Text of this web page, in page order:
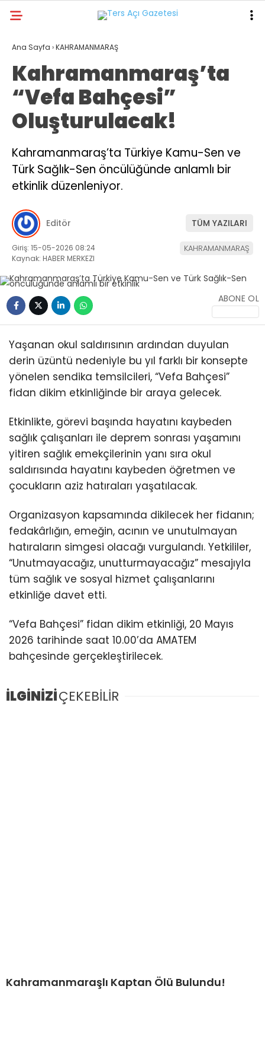
WhatsApp
İhbar Hattı
Facebook
Youtube
GALERİ
GÜNDEM
ASAYİŞ
DÜNYA
KAHRAMANMARAŞ
SPOR
TEKNOLOJİ
DİĞER
Ana Sayfa ›KAHRAMANMARAŞ
Kahramanmaraş’ta
“Vefa Bahçesi”
Oluşturulacak!
Kahramanmaraş’ta Türkiye Kamu-Sen ve
Türk Sağlık-Sen öncülüğünde anlamlı bir
etkinlik düzenleniyor.
Editör TÜM YAZILARI
Giriş: 15-05-2026 08:24
Kaynak: HABER MERKEZI
KAHRAMANMARAŞ
ABONE OL
Yaşanan okul saldırısının ardından duyulan
derin üzüntü nedeniyle bu yıl farklı bir konsepte
yönelen sendika temsilcileri, “Vefa Bahçesi”
fidan dikim etkinliğinde bir araya gelecek.
Etkinlikte, görevi başında hayatını kaybeden
sağlık çalışanları ile deprem sonrası yaşamını
yitiren sağlık emekçilerinin yanı sıra okul
saldırısında hayatını kaybeden öğretmen ve
çocukların aziz hatıraları yaşatılacak.
Organizasyon kapsamında dikilecek her fidanın;
fedakârlığın, emeğin, acının ve unutulmayan
hatıraların simgesi olacağı vurgulandı. Yetkililer,
“Unutmayacağız, unutturmayacağız” mesajıyla
tüm sağlık ve sosyal hizmet çalışanlarını
etkinliğe davet etti.
“Vefa Bahçesi” fidan dikim etkinliği, 20 Mayıs
2026 tarihinde saat 10.00’da AMATEM
bahçesinde gerçekleştirilecek.
İLGİNİZİÇEKEBİLİR
Kahramanmaraşlı Kaptan Ölü Bulundu!